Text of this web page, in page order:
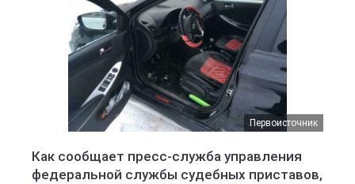
Первоисточник
Как сообщает пресс-служба управления
федеральной службы судебных приставов,